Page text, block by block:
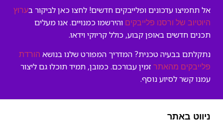
אל תחמיצו עדכונים ופלייבקים חדשים! לחצו כאן לביקור בערוץ
היוטיוב של ורסנו פלייבקים והירשמו כמנויים. אנו מעלים
תכנים חדשים באופן קבוע, כולל קריוקי וידאו.
נתקלתם בבעיה טכנית? המדריך המפורט שלנו בנושא הורדת
פלייבקים מהאתר זמין עבורכם. כמובן, תמיד תוכלו גם ליצור
עמנו קשר לסיוע נוסף.
ניווט באתר